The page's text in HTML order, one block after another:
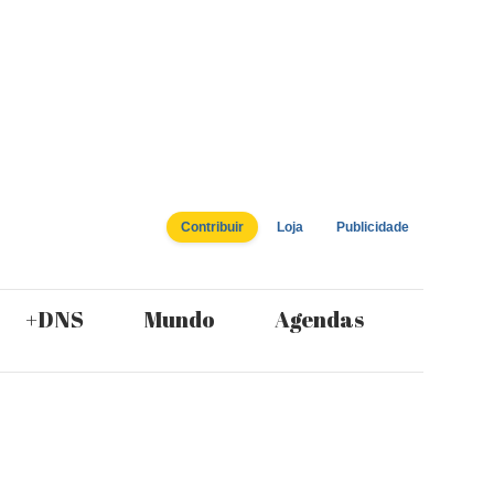
Contribuir Loja Publicidade
+DNS Mundo Agendas